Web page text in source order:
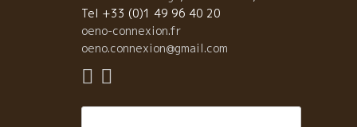
など色んなことが起きた業界だった。 周りの酒屋の倒産
閉店が続く中、何とか生き残って来たのがこのエスポア
グループだ。今、残っているエスポアのメンバーは、メ
ンバー同士が親戚のような付き合いをしている素晴らし
い関係だ。私との関係は彼らの先代からの付き合いだ。
Tel +33 (0)1 49 96 40 20
oeno-connexion.fr
oeno.connexion@gmail.com